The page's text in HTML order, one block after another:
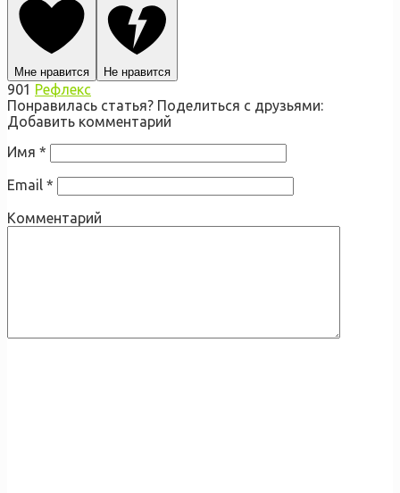
Мне нравится Не нравится
901 Рефлекс
Понравилась статья? Поделиться с друзьями:
Добавить комментарий
Имя *
Email *
Комментарий